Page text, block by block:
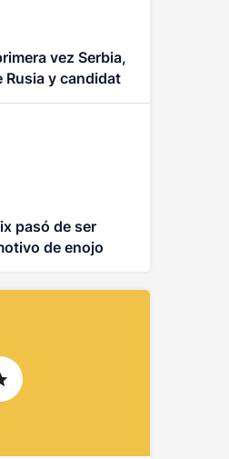
vez Serbia,
y candidata
pasó de ser
de enojo